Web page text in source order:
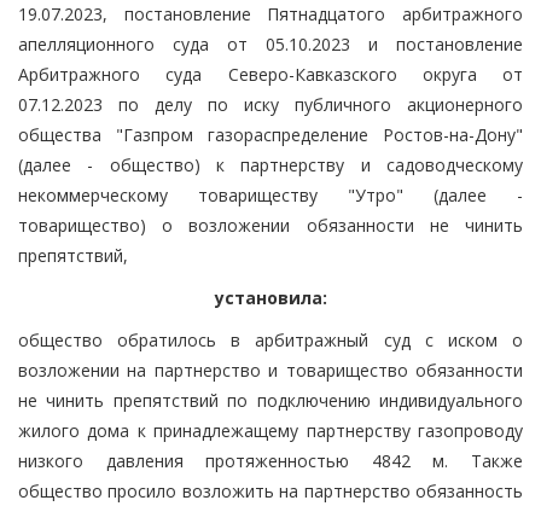
19.07.2023, постановление Пятнадцатого арбитражного
апелляционного суда от 05.10.2023 и постановление
Арбитражного суда Северо-Кавказского округа от
07.12.2023 по делу по иску публичного акционерного
общества "Газпром газораспределение Ростов-на-Дону"
(далее - общество) к партнерству и садоводческому
некоммерческому товариществу "Утро" (далее -
товарищество) о возложении обязанности не чинить
препятствий,
установила:
общество обратилось в арбитражный суд с иском о
возложении на партнерство и товарищество обязанности
не чинить препятствий по подключению индивидуального
жилого дома к принадлежащему партнерству газопроводу
низкого давления протяженностью 4842 м. Также
общество просило возложить на партнерство обязанность